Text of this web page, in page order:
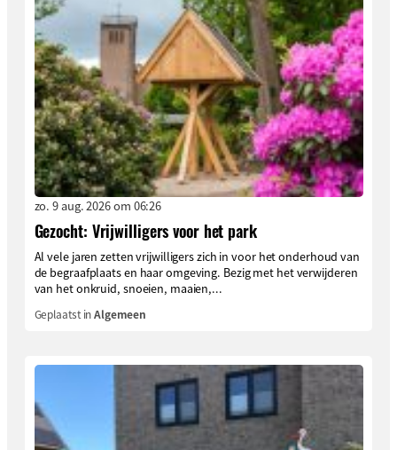
zo. 9 aug. 2026 om 06:26
Gezocht: Vrijwilligers voor het park
Al vele jaren zetten vrijwilligers zich in voor het onderhoud van
de begraafplaats en haar omgeving. Bezig met het verwijderen
van het onkruid, snoeien, maaien,...
Geplaatst inAlgemeen